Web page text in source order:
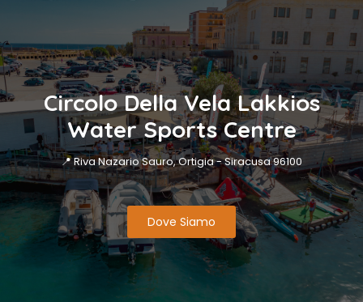
Circolo Della Vela Lakkios
Water Sports Centre
📍 Riva Nazario Sauro, Ortigia - Siracusa 96100
Dove Siamo